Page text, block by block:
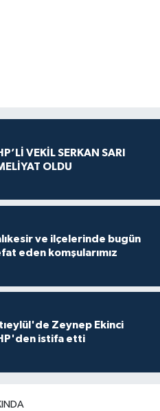
VEKİL SERKAN SARI
OLDU
ve ilçelerinde bugün
eden komşularımız
Zeynep Ekinci
istifa etti